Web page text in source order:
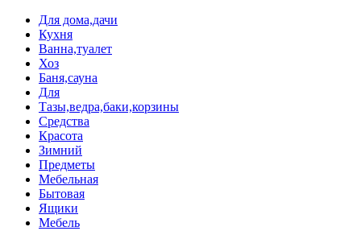
Для дома,дачи
Кухня
Ванна,туалет
Хоз
Баня,сауна
Для
Тазы,ведра,баки,корзины
Средства
Красота
Зимний
Предметы
Мебельная
Бытовая
Ящики
Мебель